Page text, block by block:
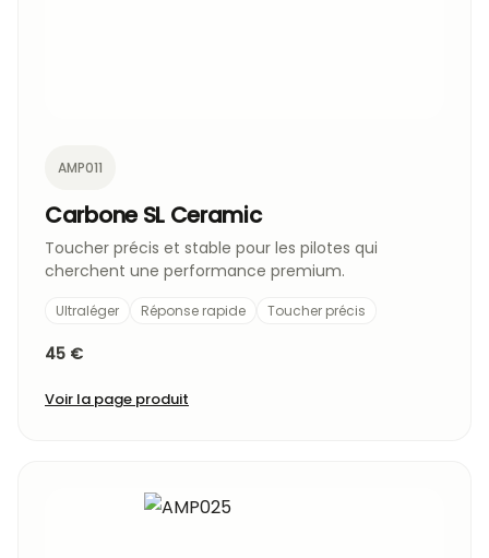
AMP011
Carbone SL Ceramic
Toucher précis et stable pour les pilotes qui
cherchent une performance premium.
Ultraléger Réponse rapide Toucher précis
45 €
Voir la page produit